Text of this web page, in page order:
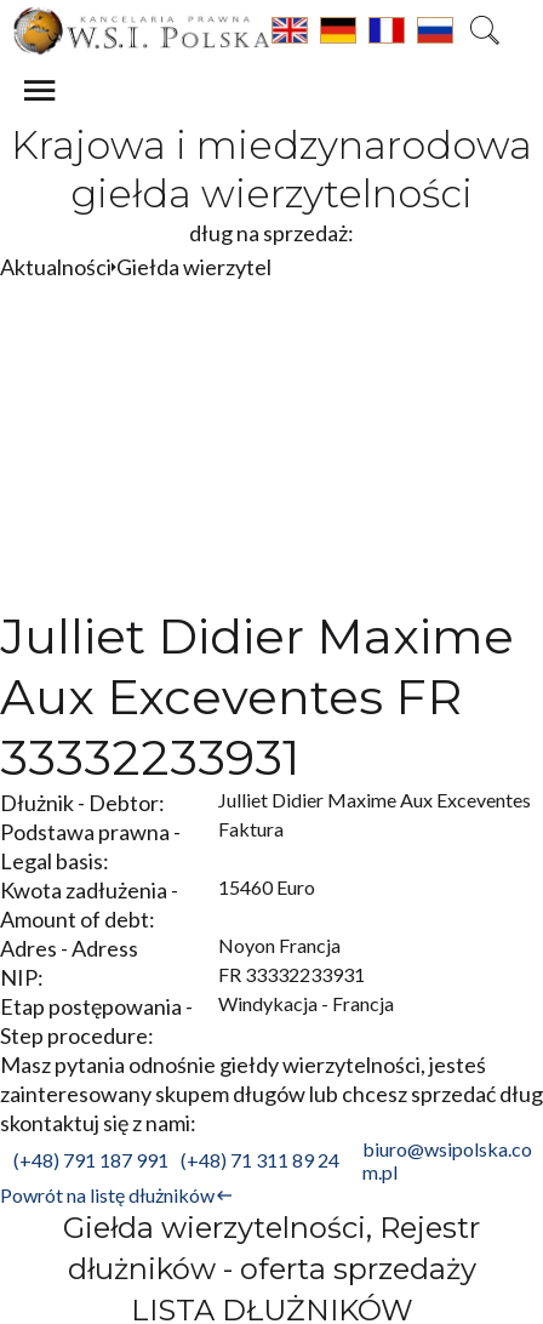
Krajowa i miedzynarodowa
giełda wierzytelności
dług na sprzedaż:
Aktualności Giełda wierzytelności
Julliet Didier Maxime
Aux Exceventes FR
33332233931
Dłużnik - Debtor: Julliet Didier Maxime Aux Exceventes
Podstawa prawna -
Legal basis:
Faktura
Kwota zadłużenia -
Amount of debt:
15460 Euro
Adres - Adress Noyon Francja
NIP: FR 33332233931
Etap postępowania -
Step procedure:
Windykacja - Francja
Masz pytania odnośnie giełdy wierzytelności, jesteś
zainteresowany skupem długów lub chcesz sprzedać dług
skontaktuj się z nami:
(+48) 791 187 991 (+48) 71 311 89 24
biuro@wsipolska.co
m.pl
Powrót na listę dłużników
Giełda wierzytelności, Rejestr
dłużników - oferta sprzedaży
LISTA DŁUŻNIKÓW